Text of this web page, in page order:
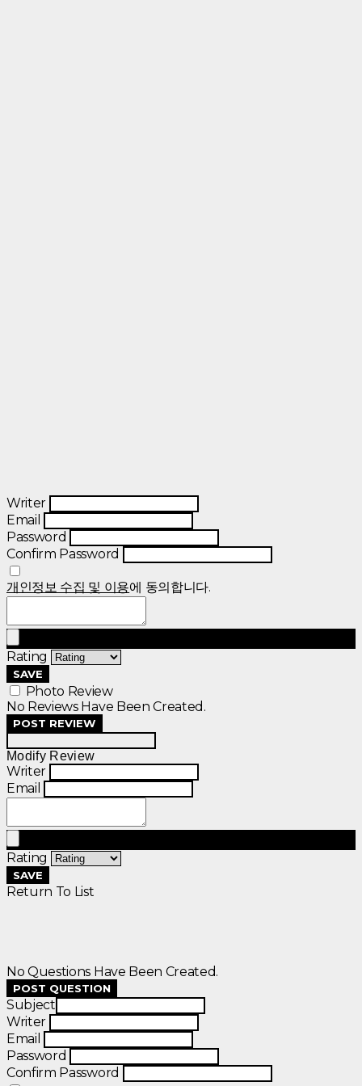
Writer
Email
Password
Confirm Password
개인정보 수집 및 이용에 동의합니다.
Rating
SAVE
Photo Review
No Reviews Have Been Created.
POST REVIEW
Modify Review
Writer
Email
Rating
SAVE
Return To List
No Questions Have Been Created.
POST QUESTION
Subject
Writer
Email
Password
Confirm Password